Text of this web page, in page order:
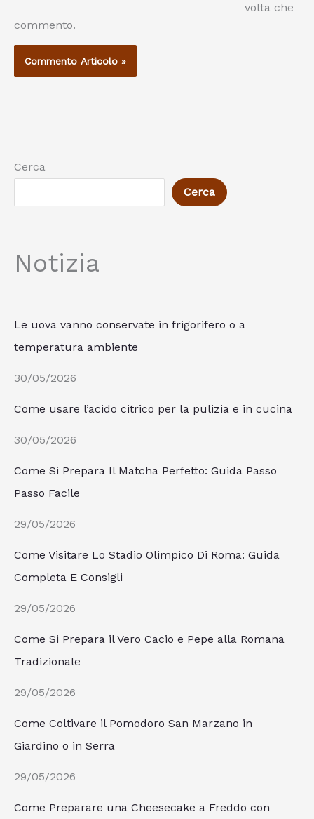
volta che
commento.
Cerca
Cerca
Notizia
Le uova vanno conservate in frigorifero o a
temperatura ambiente
30/05/2026
Come usare l’acido citrico per la pulizia e in cucina
30/05/2026
Come Si Prepara Il Matcha Perfetto: Guida Passo
Passo Facile
29/05/2026
Come Visitare Lo Stadio Olimpico Di Roma: Guida
Completa E Consigli
29/05/2026
Come Si Prepara il Vero Cacio e Pepe alla Romana
Tradizionale
29/05/2026
Come Coltivare il Pomodoro San Marzano in
Giardino o in Serra
29/05/2026
Come Preparare una Cheesecake a Freddo con